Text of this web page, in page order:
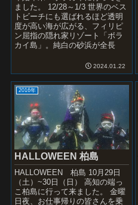
ました。 12/28～1/3 世界のベス
トビーチにも選ばれるほど透明
度が高い海が広がる、フィリピ
ン屈指の隠れ家リゾート「ボラ
カイ島」。純白の砂浜が全長
チ」をはじめ、小さな島な...
2024.01.22
2016年
HALLOWEEN 柏島
HALLOWEEN 柏島 10月29日
（土）~30日（日） 高知の端っ
こ柏島に行って来ました。 金曜
日夜、お仕事帰りの皆さんを乗